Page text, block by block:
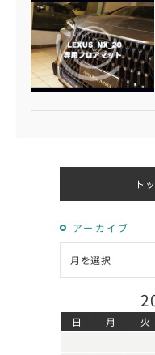
ト
アーカイブ
日 月 火